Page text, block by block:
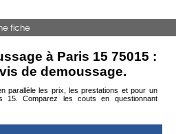
fiche
à Paris 15 75015 :
de demoussage.
parallèle les prix, les prestations et pour un
15. Comparez les couts en questionnant